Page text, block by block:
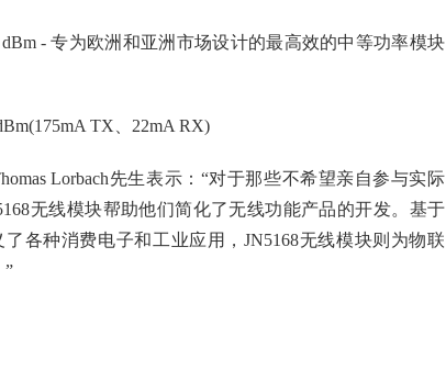
dBm - 专为欧洲和亚洲市场设计的最高效的中等功率模块
TX、22mA RX)
Lorbach先生表示：“对于那些不希望亲自参与实际
无线模块帮助他们简化了无线功能产品的开发。基于
了各种消费电子和工业应用，JN5168无线模块则为物联
”